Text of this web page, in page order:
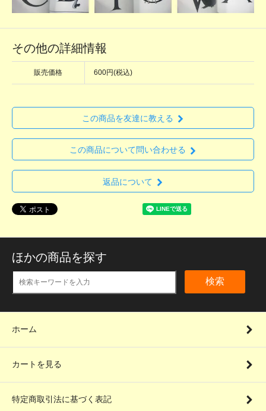
その他の詳細情報
販売価格 600円(税込)
この商品を友達に教える
この商品について問い合わせる
返品について
ほかの商品を探す
検索
ホーム
カートを見る
特定商取引法に基づく表記